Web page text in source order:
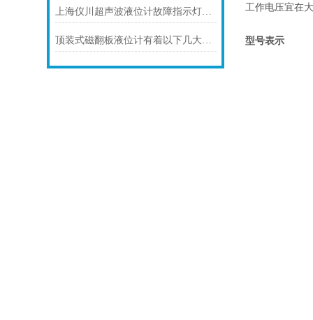
上海仪川超声波液位计故障指示灯常亮的解决方案
顶装式磁翻板液位计有着以下几大技术特点
工作电压宜在
型号表示